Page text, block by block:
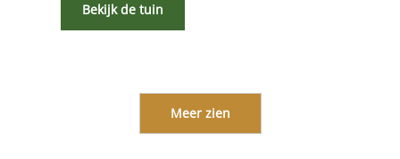
Bekijk de tuin
Meer zien